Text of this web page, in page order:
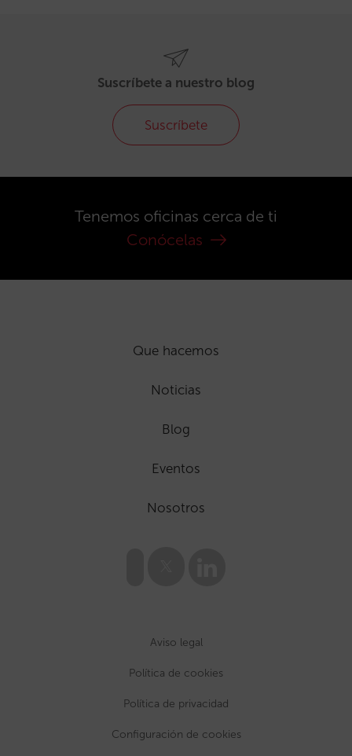
Suscríbete a nuestro blog
Suscríbete
Tenemos oficinas cerca de ti
Conócelas
Que hacemos
Noticias
Blog
Eventos
Nosotros
Aviso legal
Política de cookies
Política de privacidad
Configuración de cookies